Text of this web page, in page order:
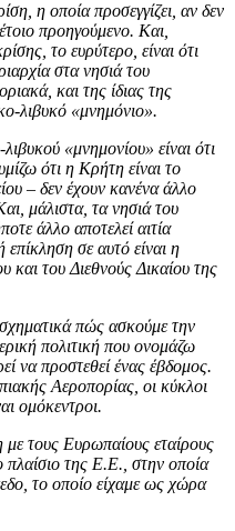
η οποία προσεγγίζει, αν δεν
προηγούμενο. Και,
το ευρύτερο, είναι ότι
στα νησιά του
και της ίδιας της
λιβυκό «μνημόνιο».
«μνημονίου» είναι ότι
ότι η Κρήτη είναι το
– δεν έχουν κανένα άλλο
μάλιστα, τα νησιά του
άλλο αποτελεί αιτία
σε αυτό είναι η
και του Διεθνούς Δικαίου της
πώς ασκούμε την
πολιτική που ονομάζω
να προστεθεί ένας έβδομος.
Αεροπορίας, οι κύκλοι
ομόκεντροι.
τους Ευρωπαίους εταίρους
της Ε.Ε., στην οποία
το οποίο είχαμε ως χώρα